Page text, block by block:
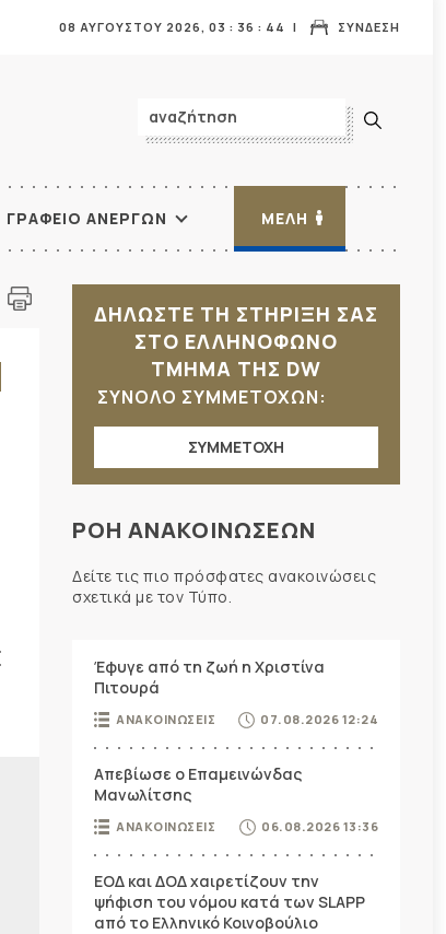
ΣΥΝΔΕΣΗ
08 ΑΥΓΟΥΣΤΟΥ 2026, 03 : 36 : 46
ΓΡΑΦΕΙΟ ΑΝΕΡΓΩΝ ΜΕΛΗ
ΔΗΛΩΣΤΕ ΤΗ ΣΤΗΡΙΞΗ ΣΑΣ
ΣΤΟ ΕΛΛΗΝΟΦΩΝΟ
ΤΜΗΜΑ ΤΗΣ DW
ΣΥΝΟΛΟ ΣΥΜΜΕΤΟΧΩΝ:
ΣΥΜΜΕΤΟΧΗ
ΡΟΗ ΑΝΑΚΟΙΝΩΣΕΩΝ
Δείτε τις πιο πρόσφατες ανακοινώσεις
σχετικά με τον Τύπο.
Έφυγε από τη ζωή η Χριστίνα
Πιτουρά
ΑΝΑΚΟΙΝΩΣΕΙΣ 07.08.2026 12:24
Απεβίωσε ο Επαμεινώνδας
Μανωλίτσης
ΑΝΑΚΟΙΝΩΣΕΙΣ 06.08.2026 13:36
ΕΟΔ και ΔΟΔ χαιρετίζουν την
ψήφιση του νόμου κατά των SLAPP
από το Ελληνικό Κοινοβούλιο